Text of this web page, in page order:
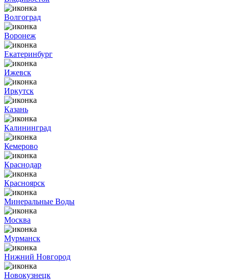
Волгоград
Воронеж
Екатеринбург
Ижевск
Иркутск
Казань
Калининград
Кемерово
Краснодар
Красноярск
Минеральные Воды
Москва
Мурманск
Нижний Новгород
Новокузнецк